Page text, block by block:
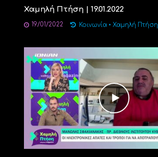
Χαμηλή Πτήση | 19.01.2022
19/01/2022 Κοινωνία • Χαμηλή Πτήση